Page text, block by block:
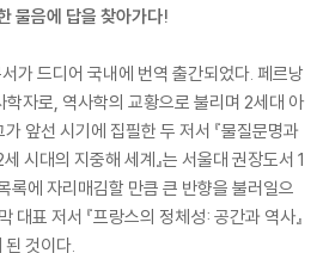
물음에 답을 찾아가다!
가 드디어 국내에 번역 출간되었다. 페르낭
자로, 역사학의 교황으로 불리며 2세대 아
앞선 시기에 집필한 두 저서 『물질문명과
시대의 지중해 세계』는 서울대 권장도서 1
록에 자리매김할 만큼 큰 반향을 불러일으
대표 저서 『프랑스의 정체성: 공간과 역사』
것이다.